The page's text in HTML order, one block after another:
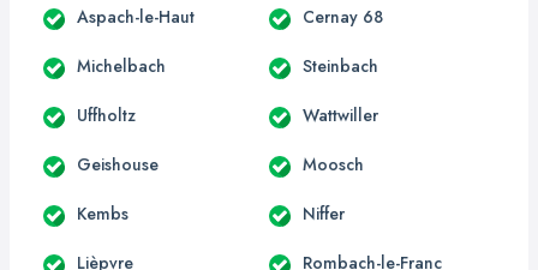
Aspach-le-Haut Cernay 68
Michelbach Steinbach
Uffholtz Wattwiller
Geishouse Moosch
Kembs Niffer
Lièpvre Rombach-le-Franc